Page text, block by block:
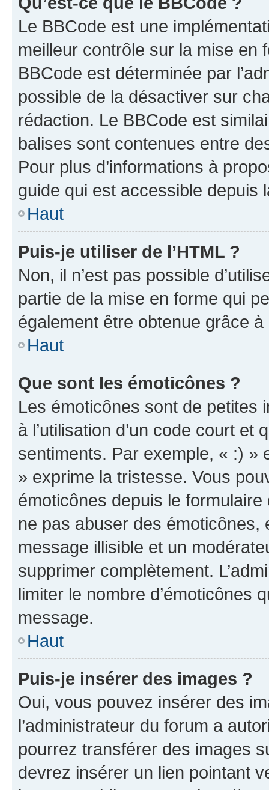
Le BBCode est une
meilleur contrôle sur la mise en
BBCode est déterminée par
possible de la désactiver sur
rédaction. Le BBCode est
balises sont contenues entre
Pour plus d’informations à
guide qui est accessible depuis
Haut
Puis-je utiliser de l’HTML ?
Non, il n’est pas possible
partie de la mise en forme qui
également être obtenue grâce à
Haut
Que sont les émoticônes ?
Les émoticônes sont de petites
à l’utilisation d’un code court et
sentiments. Par exemple, « :) »
» exprime la tristesse. Vous
émoticônes depuis le
ne pas abuser des
message illisible et un
supprimer complètement.
limiter le nombre d’émoticônes
message.
Haut
Puis-je insérer des images ?
Oui, vous pouvez insérer des
l’administrateur du forum a
pourrez transférer des images
devrez insérer un lien pointant